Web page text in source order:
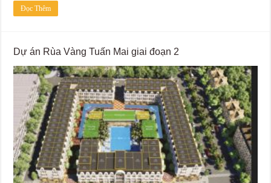
Đọc Thêm
Dự án Rùa Vàng Tuấn Mai giai đoạn 2